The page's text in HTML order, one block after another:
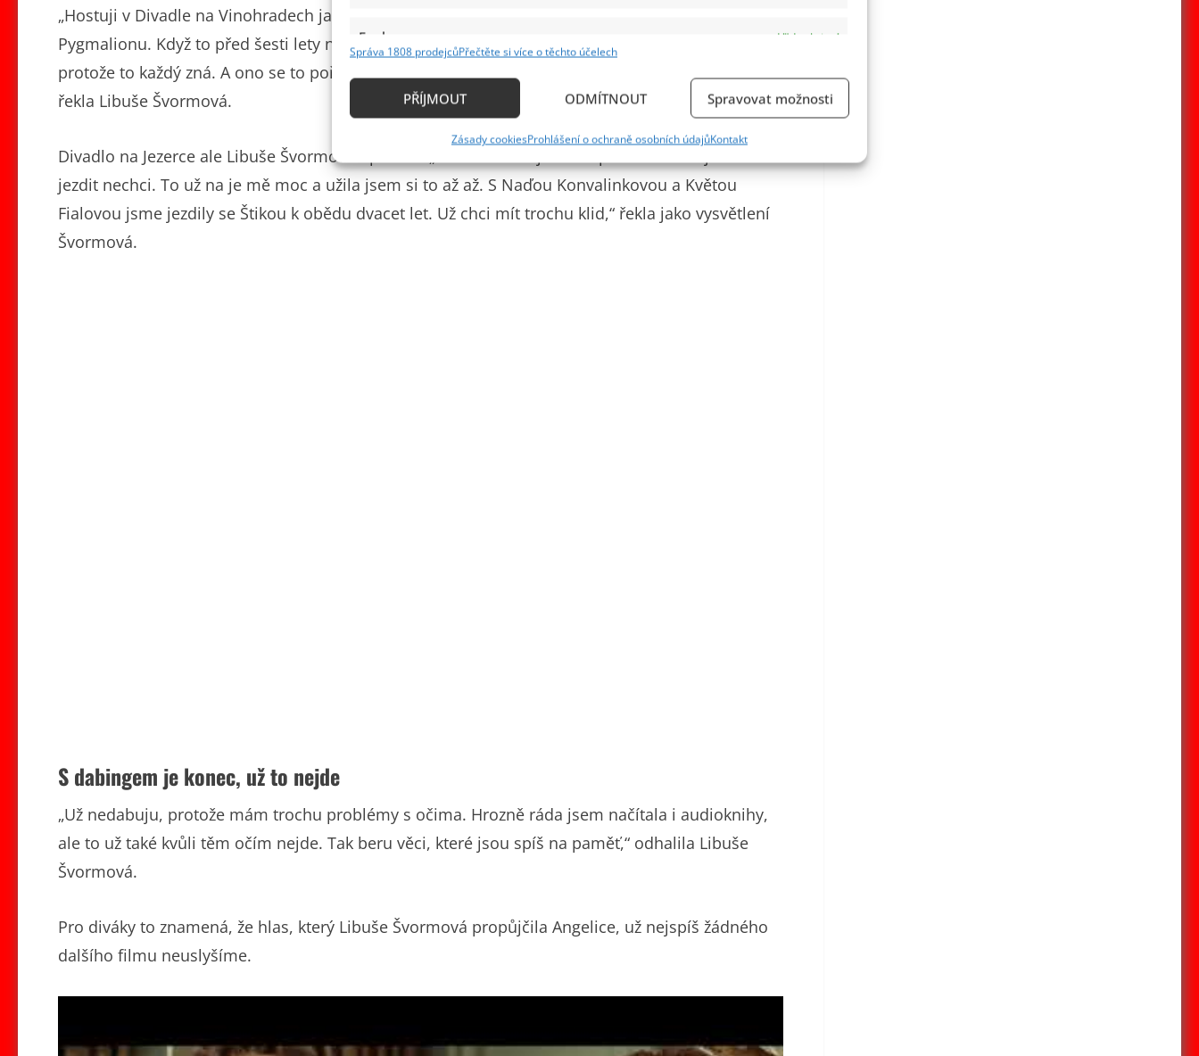
Funkce
Vždy aktivní
Identifikace zařízení na základě automaticky přenášených informací.
základě aktivně požadovaných informací.
Zajištění bezpečnosti, předcházení a zjišťování podvodů a
odstraňování chyb, Poskytování a zobrazování reklamy a
Správa 1808 prodejcůPřečtěte si více o těchto účelech
PŘÍJMOUT ODMÍTNOUT Spravovat možnosti
Zásady cookiesProhlášení o ochraně osobních údajůKontakt
„Hostuji v Divadle na Vinohradech jako paní Higginsová, matka profesora Higginse, v
Pygmalionu. Když to před šesti lety nasadili, říkala jsem si, že to nebude mít dlouhé trvání,
protože to každý zná. A ono se to pořád s velkým úspěchem hraje. Tak jsem ráda,“ mimo jiné
řekla Libuše Švormová.
Divadlo na Jezerce ale Libuše Švormová opustila. „Oni chtěli i zájezdová představení a já už
jezdit nechci. To už na je mě moc a užila jsem si to až až. S Naďou Konvalinkovou a Květou
Fialovou jsme jezdily se Štikou k obědu dvacet let. Už chci mít trochu klid,“ řekla jako vysvětlení
Švormová.
S dabingem je konec, už to nejde
„Už nedabuju, protože mám trochu problémy s očima. Hrozně ráda jsem načítala i audioknihy,
ale to už také kvůli těm očím nejde. Tak beru věci, které jsou spíš na paměť,“ odhalila Libuše
Švormová.
Pro diváky to znamená, že hlas, který Libuše Švormová propůjčila Angelice, už nejspíš žádného
dalšího filmu neuslyšíme.